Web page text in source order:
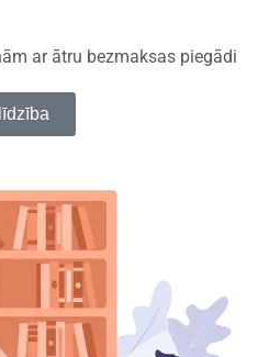
ar ātru bezmaksas piegādi